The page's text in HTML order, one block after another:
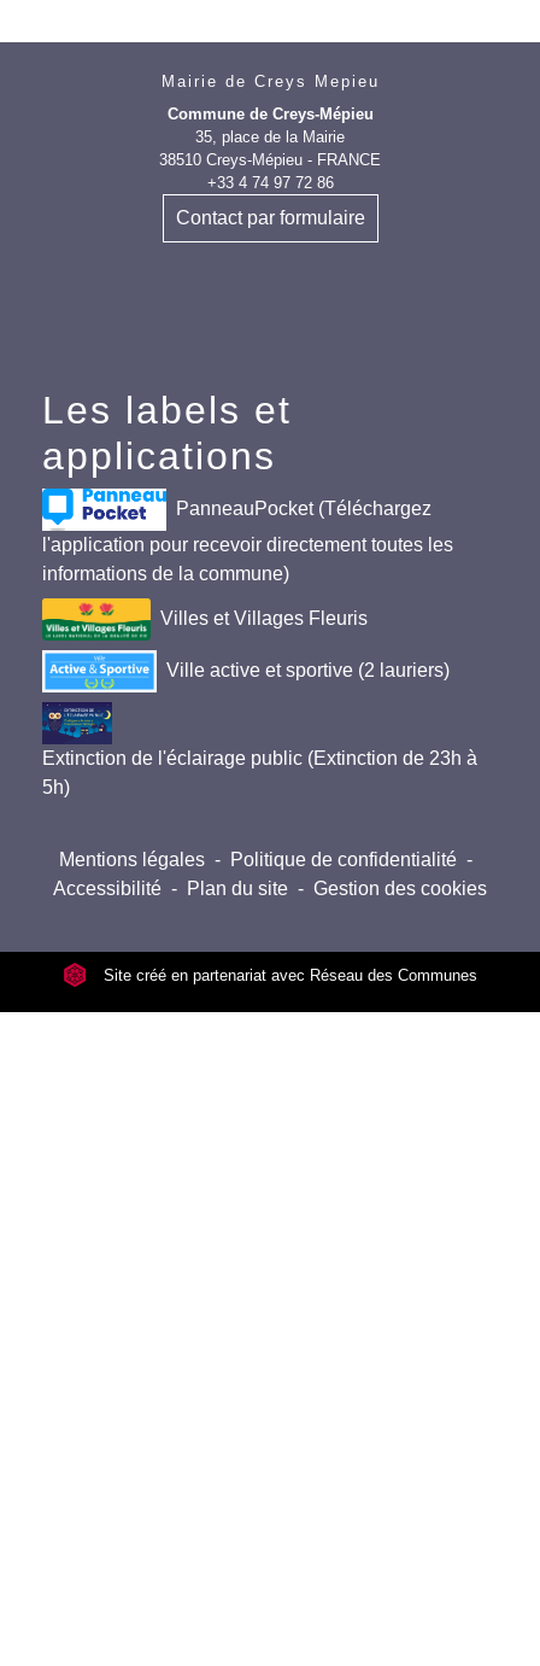
Mairie de Creys Mepieu
Commune de Creys-Mépieu
35, place de la Mairie
38510 Creys-Mépieu - FRANCE
+33 4 74 97 72 86
Contact par formulaire
Les labels et
applications
PanneauPocket (Téléchargez
l'application pour recevoir directement toutes les
informations de la commune)
Villes et Villages Fleuris
Ville active et sportive (2 lauriers)
Extinction de l'éclairage public (Extinction de 23h à
5h)
Mentions légales - Politique de confidentialité -
Accessibilité - Plan du site - Gestion des cookies
Site créé en partenariat avec Réseau des Communes